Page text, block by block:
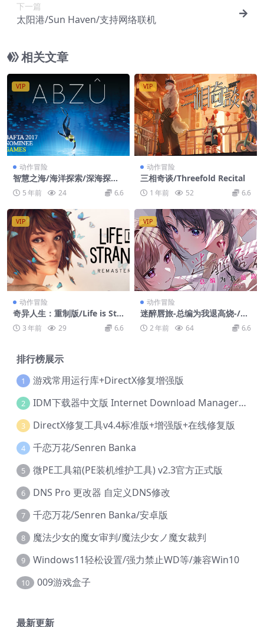
下一篇
太阳港/Sun Haven/支持网络联机
相关文章
VIP
动作冒险
智慧之海/海洋探索/深海探险/
ABZU5 年前 24 6.6
VIP
动作冒险
三相奇谈/Threefold Recital
1 年前 52 6.6
VIP
动作冒险
奇异人生：重制版/Life is Str
ange Remastered
3 年前 29 6.6
VIP
动作冒险
迷醉唇旅-总编为我退高烧-/Li
pTrip ~My Boss Is My Heat
Suppressant?!~
2 年前 64 6.6
排行榜展示
1 游戏常用运行库+DirectX修复增强版
2 IDM下载器中文版 Internet Download Manager v6.42.36 IDM
3 DirectX修复工具v4.4标准版+增强版+在线修复版
4 千恋万花/Senren Banka
5 微PE工具箱(PE装机维护工具) v2.3官方正式版
6 DNS Pro 更改器 自定义DNS修改
7 千恋万花/Senren Banka/安卓版
8 魔法少女的魔女审判/魔法少女ノ魔女裁判
9 Windows11轻松设置/强力禁止WD等/兼容Win10
10 009游戏盒子
最新更新